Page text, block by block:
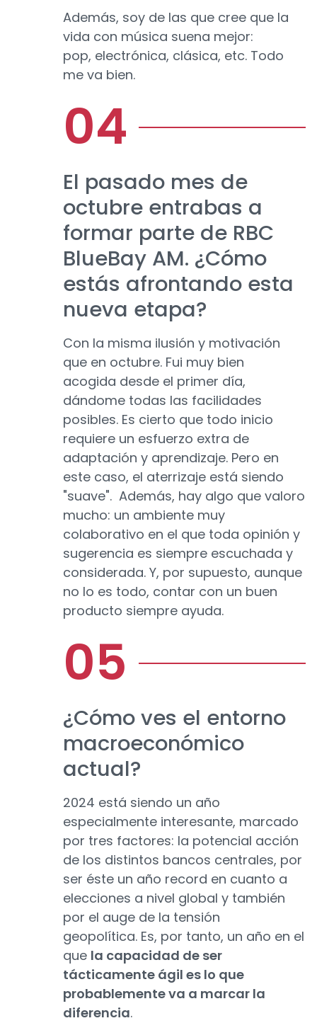
Además, soy de las que cree que la
vida con música suena mejor:
pop, electrónica, clásica, etc. Todo
me va bien.
El pasado mes de
octubre entrabas a
formar parte de RBC
BlueBay AM. ¿Cómo
estás afrontando esta
nueva etapa?
Con la misma ilusión y motivación
que en octubre. Fui muy bien
acogida desde el primer día,
dándome todas las facilidades
posibles. Es cierto que todo inicio
requiere un esfuerzo extra de
adaptación y aprendizaje. Pero en
este caso, el aterrizaje está siendo
"suave". Además, hay algo que valoro
mucho: un ambiente muy
colaborativo en el que toda opinión y
sugerencia es siempre escuchada y
considerada. Y, por supuesto, aunque
no lo es todo, contar con un buen
producto siempre ayuda.
¿Cómo ves el entorno
macroeconómico
actual?
2024 está siendo un año
especialmente interesante, marcado
por tres factores: la potencial acción
de los distintos bancos centrales, por
ser éste un año record en cuanto a
elecciones a nivel global y también
por el auge de la tensión
geopolítica. Es, por tanto, un año en el
que la capacidad de ser
tácticamente ágil es lo que
probablemente va a marcar la
diferencia.